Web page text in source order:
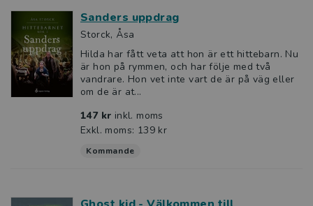
Sanders uppdrag
Storck, Åsa
Hilda har fått veta att hon är ett hittebarn. Nu
är hon på rymmen, och har följe med två
vandrare. Hon vet inte vart de är på väg eller
om de är at...
147 kr inkl. moms
Exkl. moms: 139 kr
Kommande